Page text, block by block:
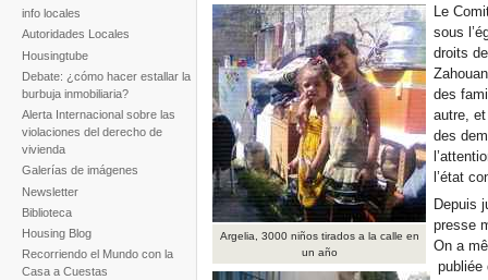
info locales
Autoridades Locales
Housingtube
Debate: ¿cómo hacer estallar la
burbuja inmobiliaria?
Alerta Internacional sobre las
violaciones del derecho de
vivienda
Galerías de imágenes
Newsletter
Biblioteca
Housing Blog
Recorriendo el Mundo con la
Casa a Cuestas
Argelia, 3000 niños tirados a la calle en
un año
Le
sous
droits
des
autre,
des
l’état
Depuis
presse
On a